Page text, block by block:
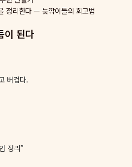
정리한다 — 늦깎이들의 회고법
이 된다
버겁다.
정리”